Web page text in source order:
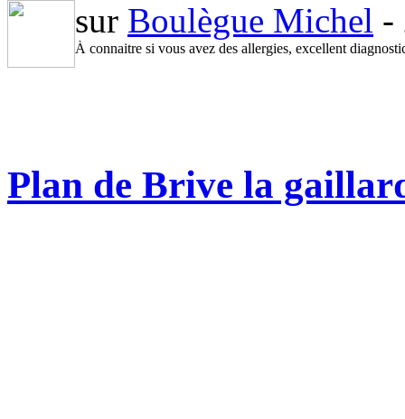
sur Boulègue Michel -
À connaitre si vous avez des allergies, excellent
Plan de Brive la